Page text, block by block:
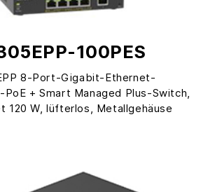
100PES
8-Port-Gigabit-Ethernet-
+ Smart Managed Plus-Switch,
120 W, lüfterlos, Metallgehäuse